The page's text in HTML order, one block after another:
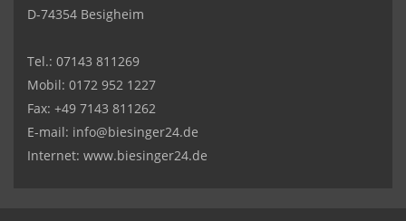
D-74354 Besigheim
Tel.: 07143 811269
Mobil: 0172 952 1227
Fax: +49 7143 811262
E-mail: info@biesinger24.de
Internet: www.biesinger24.de